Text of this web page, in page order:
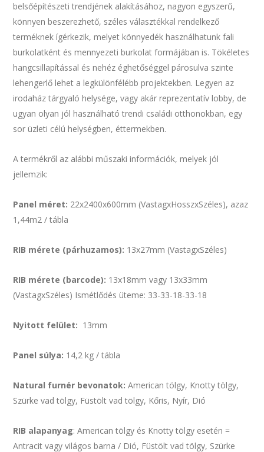
belsőépítészeti trendjének alakításához, nagyon egyszerű,
könnyen beszerezhető, széles választékkal rendelkező
terméknek ígérkezik, melyet könnyedék használhatunk fali
burkolatként és mennyezeti burkolat formájában is. Tökéletes
hangcsillapítással és nehéz éghetőséggel párosulva szinte
lehengerlő lehet a legkülönfélébb projektekben. Legyen az
irodaház tárgyaló helysége, vagy akár reprezentatív lobby, de
ugyan olyan jól használható trendi családi otthonokban, egy
sor üzleti célú helységben, éttermekben.
A termékről az alábbi műszaki információk, melyek jól
jellemzik:
Panel méret: 22x2400x600mm (VastagxHosszxSzéles), azaz
1,44m2 / tábla
RIB mérete (párhuzamos): 13x27mm (VastagxSzéles)
RIB mérete (barcode): 13x18mm vagy 13x33mm
(VastagxSzéles) Ismétlődés üteme: 33-33-18-33-18
Nyitott felület: 13mm
Panel súlya: 14,2 kg / tábla
Natural furnér bevonatok: American tölgy, Knotty tölgy,
Szürke vad tölgy, Füstölt vad tölgy, Kőris, Nyír, Dió
RIB alapanyag: American tölgy és Knotty tölgy esetén =
Antracit vagy világos barna / Dió, Füstölt vad tölgy, Szürke